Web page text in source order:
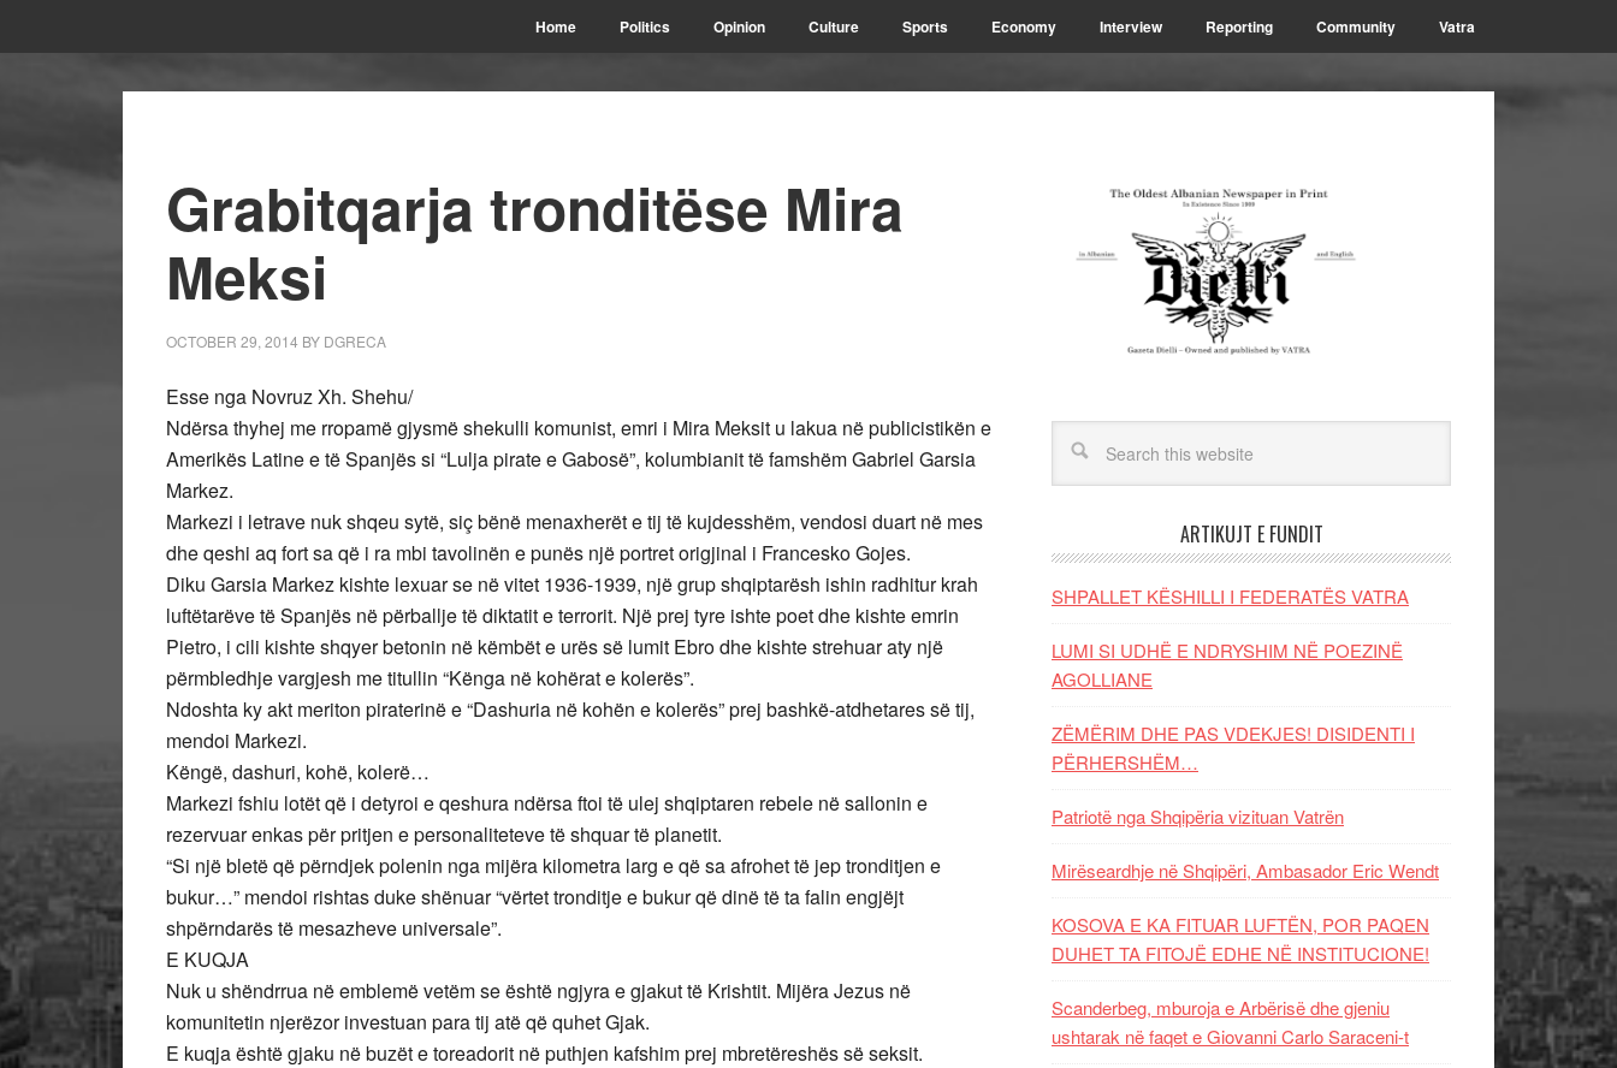
Home Politics Opinion Culture Sports Economy Interview Reporting Community Vatra
Grabitqarja tronditëse Mira
Meksi
OCTOBER 29, 2014 BY DGRECA
Esse nga Novruz Xh. Shehu/
Ndërsa thyhej me rropamë gjysmë shekulli komunist, emri i Mira Meksit u lakua në publicistikën e
Amerikës Latine e të Spanjës si “Lulja pirate e Gabosë”, kolumbianit të famshëm Gabriel Garsia
Markez.
Markezi i letrave nuk shqeu sytë, siç bënë menaxherët e tij të kujdesshëm, vendosi duart në mes
dhe qeshi aq fort sa që i ra mbi tavolinën e punës një portret origjinal i Francesko Gojes.
Diku Garsia Markez kishte lexuar se në vitet 1936-1939, një grup shqiptarësh ishin radhitur krah
luftëtarëve të Spanjës në përballje të diktatit e terrorit. Një prej tyre ishte poet dhe kishte emrin
Pietro, i cili kishte shqyer betonin në këmbët e urës së lumit Ebro dhe kishte strehuar aty një
përmbledhje vargjesh me titullin “Kënga në kohërat e kolerës”.
Ndoshta ky akt meriton piraterinë e “Dashuria në kohën e kolerës” prej bashkë-atdhetares së tij,
mendoi Markezi.
Këngë, dashuri, kohë, kolerë…
Markezi fshiu lotët që i detyroi e qeshura ndërsa ftoi të ulej shqiptaren rebele në sallonin e
rezervuar enkas për pritjen e personaliteteve të shquar të planetit.
“Si një bletë që përndjek polenin nga mijëra kilometra larg e që sa afrohet të jep tronditjen e
bukur…” mendoi rishtas duke shënuar “vërtet tronditje e bukur që dinë të ta falin engjëjt
shpërndarës të mesazheve universale”.
E KUQJA
Nuk u shëndrrua në emblemë vetëm se është ngjyra e gjakut të Krishtit. Mijëra Jezus në
komunitetin njerëzor investuan para tij atë që quhet Gjak.
E kuqja është gjaku në buzët e toreadorit në puthjen kafshim prej mbretëreshës së seksit.
ARTIKUJT E FUNDIT
SHPALLET KËSHILLI I FEDERATËS VATRA
LUMI SI UDHË E NDRYSHIM NË POEZINË
AGOLLIANE
ZËMËRIM DHE PAS VDEKJES! DISIDENTI I
PËRHERSHËM…
Patriotë nga Shqipëria vizituan Vatrën
Mirëseardhje në Shqipëri, Ambasador Eric Wendt
KOSOVA E KA FITUAR LUFTËN, POR PAQEN
DUHET TA FITOJË EDHE NË INSTITUCIONE!
Scanderbeg, mburoja e Arbërisë dhe gjeniu
ushtarak në faqet e Giovanni Carlo Saraceni-t